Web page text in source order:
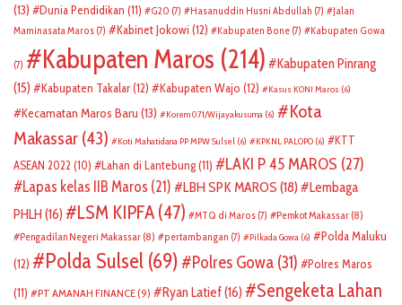
(13)
Dunia Pendidikan (11) G20 (7) Hasanuddin Husni Abdullah (7)
Jalan
Maminasata Maros (7) Kabinet Jokowi (12) Kabupaten Bone (7) Kabupaten Gowa
(7) Kabupaten Maros (214)
Kabupaten Pinrang
(15)
Kabupaten Takalar(12) Kabupaten Wajo (12) Kasus KONI Maros (6)
Kecamatan Maros Baru (13) Korem 071/Wijayakusuma (6)
Kota
Makassar (43) Koti Mahatidana PP MPW Sulsel (6) KPKNL PALOPO (6)
KTT
ASEAN 2022 (10) Lahan di Lantebung(11) LAKI P 45 MAROS (27)
Lapas kelas IIB Maros (21) LBH SPK MAROS (18)
Lembaga
PHLH (16) LSM KIPFA (47) MTQ di Maros (7) Pemkot Makassar (8)
Pengadilan Negeri Makassar (8) pertambangan (7) Pilkada Gowa (6)
Polda Maluku
(12)
Polda Sulsel (69) Polres Gowa (31)
Polres Maros
(11)
PT AMANAH FINANCE(9) Ryan Latief(16)
Sengeketa Lahan